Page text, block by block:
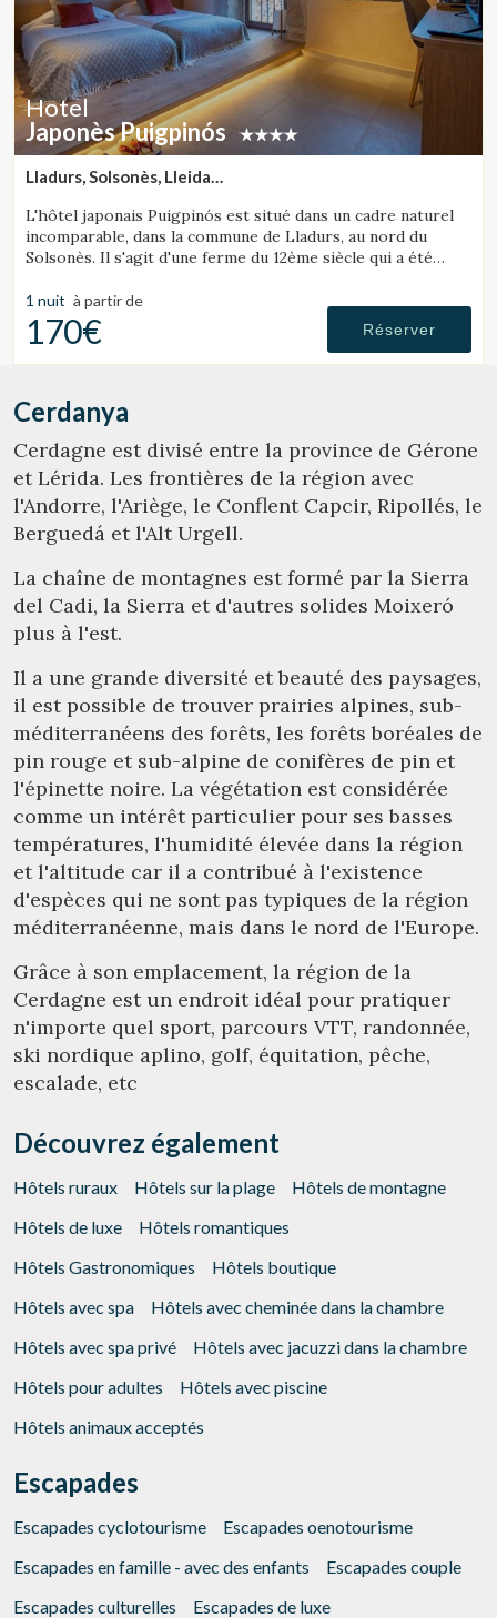
Gérer ma réservation
Hotel
Japonès Puigpinós
Lladurs, Solsonès, Lleida
L'hôtel japonais Puigpinós est situé dans un cadre naturel
incomparable, dans la commune de Lladurs, au nord du
Solsonès. Il s'agit d'une ferme du 12ème siècle qui a été
avec le design et l'atmosphère minimaliste et élégante du
style japonais.
1 nuit à partir de
170€ Réserver
Cerdanya
Cerdagne est divisé entre la province de Gérone
et Lérida. Les frontières de la région avec
l'Andorre, l'Ariège, le Conflent Capcir, Ripollés, le
Berguedá et l'Alt Urgell.
La chaîne de montagnes est formé par la Sierra
del Cadi, la Sierra et d'autres solides Moixeró
plus à l'est.
Il a une grande diversité et beauté des paysages,
il est possible de trouver prairies alpines, sub-
méditerranéens des forêts, les forêts boréales de
pin rouge et sub-alpine de conifères de pin et
l'épinette noire. La végétation est considérée
comme un intérêt particulier pour ses basses
températures, l'humidité élevée dans la région
et l'altitude car il a contribué à l'existence
d'espèces qui ne sont pas typiques de la région
méditerranéenne, mais dans le nord de l'Europe.
Grâce à son emplacement, la région de la
Cerdagne est un endroit idéal pour pratiquer
n'importe quel sport, parcours VTT, randonnée,
ski nordique aplino, golf, équitation, pêche,
escalade, etc
Découvrez également
Hôtels ruraux Hôtels sur la plage
Hôtels de montagne
Hôtels de luxe
Hôtels romantiques
Hôtels Gastronomiques
Hôtels boutique
Hôtels avec spa
Hôtels avec cheminée dans la chambre
Hôtels avec spa privé
Hôtels avec jacuzzi dans la chambre
Hôtels pour adultes
Hôtels avec piscine
Hôtels animaux acceptés
Escapades
Escapades cyclotourisme
Escapades oenotourisme
Escapades en famille - avec des enfants
Escapades couple
Escapades culturelles
Escapades de luxe